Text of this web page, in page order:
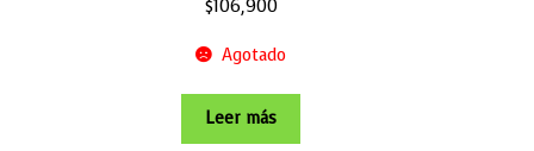
$106,900
Agotado
Leer más